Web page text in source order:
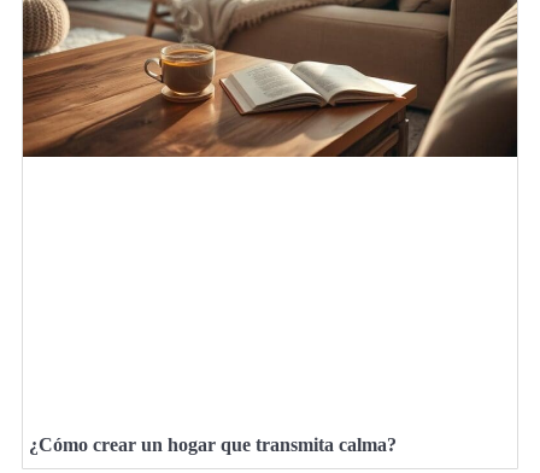
¿Cómo crear un hogar que transmita calma?